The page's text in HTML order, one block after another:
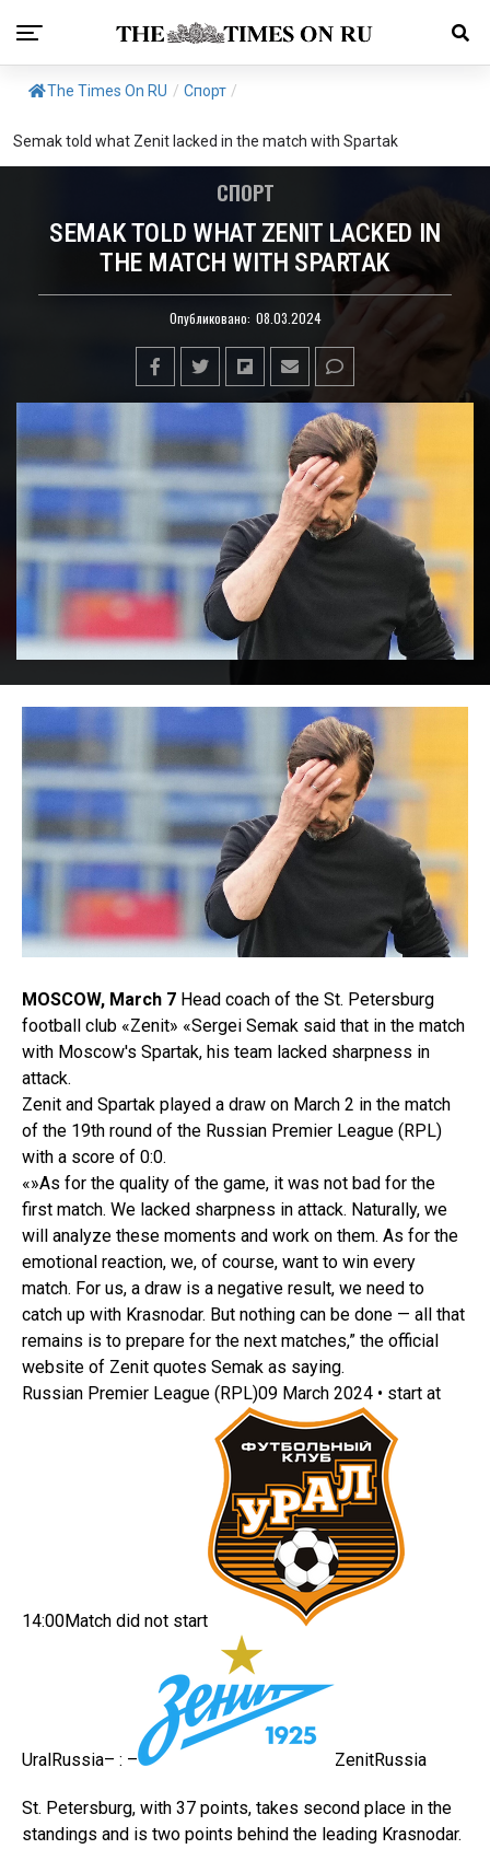
The Times On RU / Спорт /
Semak told what Zenit lacked in the match with Spartak
СПОРТ
SEMAK TOLD WHAT ZENIT LACKED IN
THE MATCH WITH SPARTAK
Опубликовано: 08.03.2024
MOSCOW, March 7 Head coach of the St. Petersburg
football club «Zenit» «Sergei Semak said that in the match
with Moscow's Spartak, his team lacked sharpness in
attack.
Zenit and Spartak played a draw on March 2 in the match
of the 19th round of the Russian Premier League (RPL)
with a score of 0:0.
«»As for the quality of the game, it was not bad for the
first match. We lacked sharpness in attack. Naturally, we
will analyze these moments and work on them. As for the
emotional reaction, we, of course, want to win every
match. For us, a draw is a negative result, we need to
catch up with Krasnodar. But nothing can be done — all that
remains is to prepare for the next matches,” the official
website of Zenit quotes Semak as saying.
Russian Premier League (RPL)09 March 2024 • start at
14:00Match did not start
UralRussia– : – ZenitRussia
St. Petersburg, with 37 points, takes second place in the
standings and is two points behind the leading Krasnodar.